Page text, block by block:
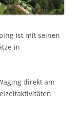
ist mit seinen
in
direkt am